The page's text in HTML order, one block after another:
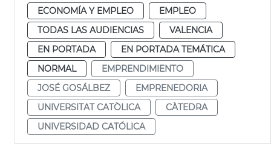
ECONOMÍA Y EMPLEO
EMPLEO
TODAS LAS AUDIENCIAS
VALENCIA
EN PORTADA
EN PORTADA TEMÁTICA
NORMAL
EMPRENDIMIENTO
JOSÉ GOSÁLBEZ
EMPRENEDORIA
UNIVERSITAT CATÒLICA
CÀTEDRA
UNIVERSIDAD CATÓLICA